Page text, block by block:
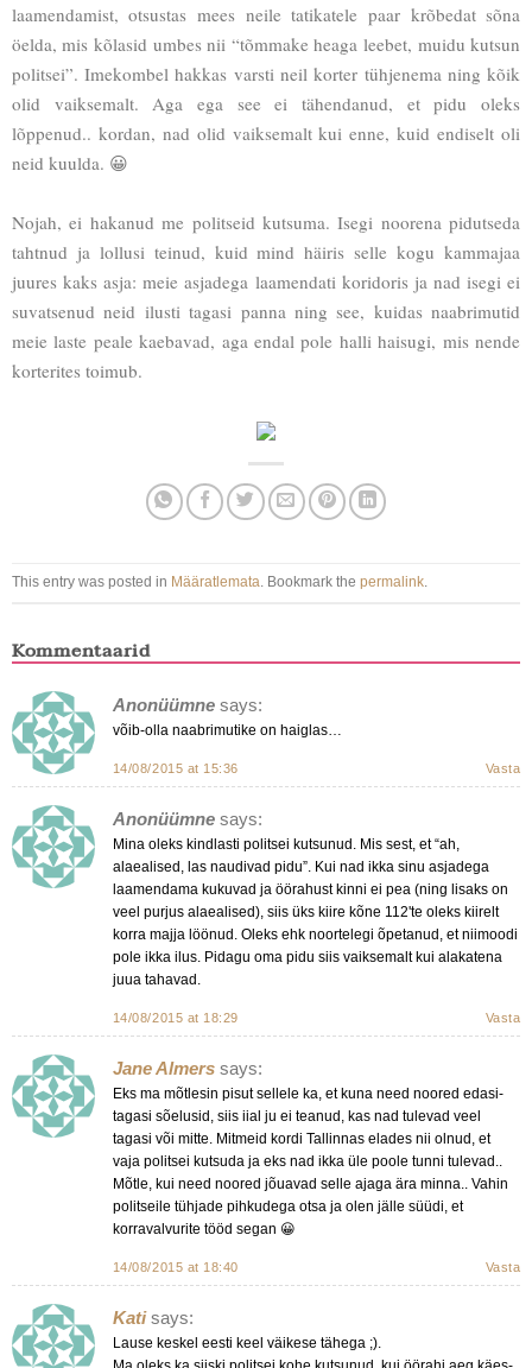
laamendamist, otsustas mees neile tatikatele paar krõbedat sõna
öelda, mis kõlasid umbes nii “tõmmake heaga leebet, muidu kutsun
politsei”. Imekombel hakkas varsti neil korter tühjenema ning kõik
olid vaiksemalt. Aga ega see ei tähendanud, et pidu oleks
lõppenud.. kordan, nad olid vaiksemalt kui enne, kuid endiselt oli
neid kuulda. 😀
Nojah, ei hakanud me politseid kutsuma. Isegi noorena pidutseda
tahtnud ja lollusi teinud, kuid mind häiris selle kogu kammajaa
juures kaks asja: meie asjadega laamendati koridoris ja nad isegi ei
suvatsenud neid ilusti tagasi panna ning see, kuidas naabrimutid
meie laste peale kaebavad, aga endal pole halli haisugi, mis nende
korterites toimub.
This entry was posted in Määratlemata . Bookmark the permalink.
Kommentaarid
Anonüümne says:
võib-olla naabrimutike on haiglas…
14/08/2015 at 15:36 Vasta
Anonüümne says:
Mina oleks kindlasti politsei kutsunud. Mis sest, et “ah,
alaealised, las naudivad pidu”. Kui nad ikka sinu asjadega
laamendama kukuvad ja öörahust kinni ei pea (ning lisaks on
veel purjus alaealised), siis üks kiire kõne 112'te oleks kiirelt
korra majja löönud. Oleks ehk noortelegi õpetanud, et niimoodi
pole ikka ilus. Pidagu oma pidu siis vaiksemalt kui alakatena
juua tahavad.
14/08/2015 at 18:29 Vasta
Jane Almers says:
Eks ma mõtlesin pisut sellele ka, et kuna need noored edasi-
tagasi sõelusid, siis iial ju ei teanud, kas nad tulevad veel
tagasi või mitte. Mitmeid kordi Tallinnas elades nii olnud, et
vaja politsei kutsuda ja eks nad ikka üle poole tunni tulevad..
Mõtle, kui need noored jõuavad selle ajaga ära minna.. Vahin
politseile tühjade pihkudega otsa ja olen jälle süüdi, et
korravalvurite tööd segan 😀
14/08/2015 at 18:40 Vasta
Kati says:
Lause keskel eesti keel väikese tähega ;).